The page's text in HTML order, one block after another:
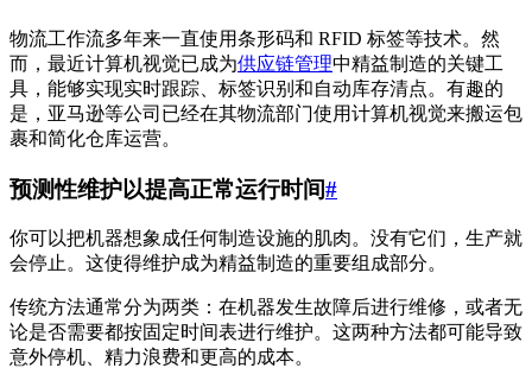
物流工作流多年来一直使用条形码和 RFID 标签等技术。然
而，最近计算机视觉已成为供应链管理中精益制造的关键工
具，能够实现实时跟踪、标签识别和自动库存清点。有趣的
是，亚马逊等公司已经在其物流部门使用计算机视觉来搬运包
裹和简化仓库运营。
预测性维护以提高正常运行时间#
你可以把机器想象成任何制造设施的肌肉。没有它们，生产就
会停止。这使得维护成为精益制造的重要组成部分。
传统方法通常分为两类：在机器发生故障后进行维修，或者无
论是否需要都按固定时间表进行维护。这两种方法都可能导致
意外停机、精力浪费和更高的成本。